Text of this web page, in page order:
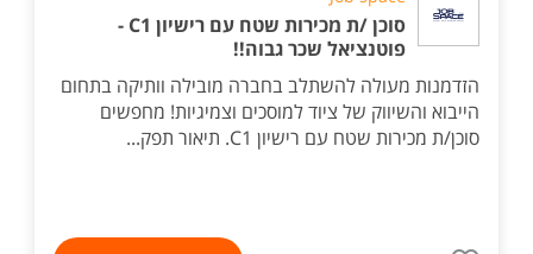
סוכן /ת מכירות שטח עם רישיון C1 -
פוטנציאל שכר גבוה!!
הזדמנות מעולה להשתלב בחברה מובילה וותיקה בתחום
הייבוא והשיווק של ציוד למוסכים וצמיגיות! מחפשים
סוכן/ת מכירות שטח עם רישיון C1. תיאור תפק...